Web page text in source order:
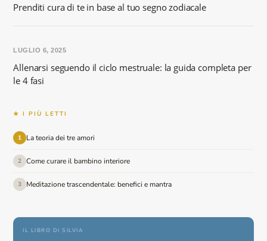
Prenditi cura di te in base al tuo segno zodiacale
Allenarsi seguendo il ciclo mestruale: la guida completa per
le 4 fasi
LUGLIO 6, 2025
★ I PIÙ LETTI
1 La teoria dei tre amori
2 Come curare il bambino interiore
3 Meditazione trascendentale: benefici e mantra
IL LIBRO DI SILVIA